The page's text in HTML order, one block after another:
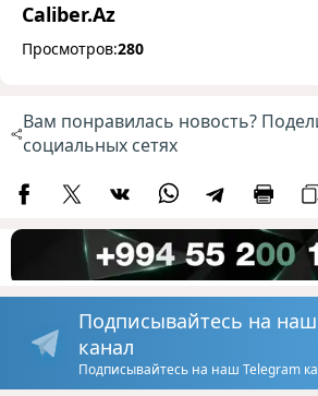
Caliber.Az
Просмотров:280
Вам понравилась новость?
социальных сетях
Подписывайтесь на
канал
Подписывайтесь на наш Telegram